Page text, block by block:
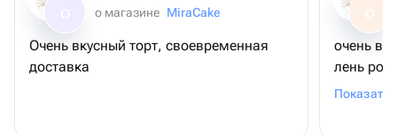
о магазине MiraCake
Очень вкусный торт, своевременная
доставка
О
очень
лень
Показать